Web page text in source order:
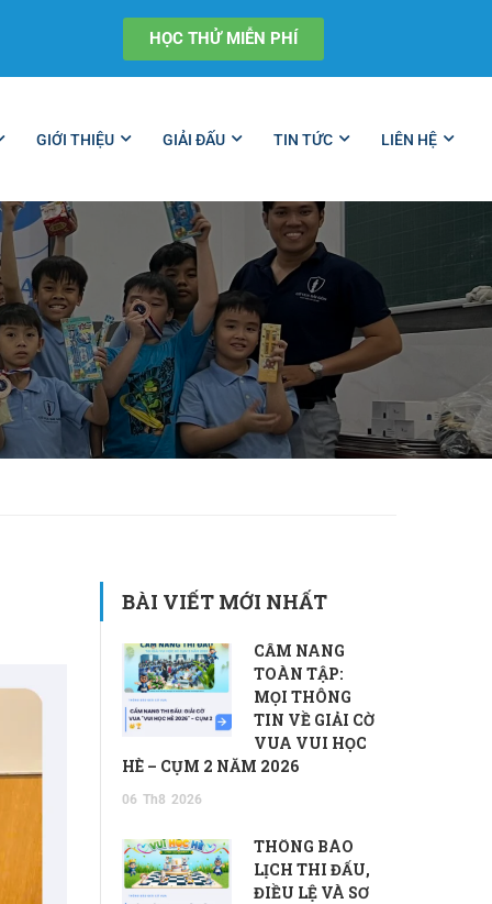
HỌC THỬ MIỄN PHÍ
GIỚI THIỆU GIẢI ĐẤU TIN TỨC LIÊN HỆ
BÀI VIẾT MỚI NHẤT
CẨM NANG
TOÀN TẬP:
MỌI THÔNG
TIN VỀ GIẢI CỜ
VUA VUI HỌC
HÈ – CỤM 2 NĂM 2026
06 Th8 2026
THÔNG BÁO
LỊCH THI ĐẤU,
ĐIỀU LỆ VÀ SƠ